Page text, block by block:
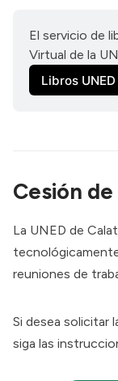
El servicio de
Virtual de la
Libros UNED
Cesión
La UNED de
reuniones de
Si desea solicitar
siga las